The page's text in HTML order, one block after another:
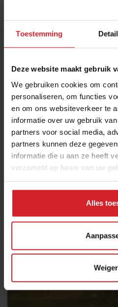
Toestemming
Deze website maakt gebruik
We gebruiken cookies om
personaliseren, om functies
en om ons websiteverkeer te
informatie over uw gebruik
partners voor social media,
partners kunnen deze
informatie die u aan ze heeft
verzameld op basis van uw
Alles
Goed gebouwd...